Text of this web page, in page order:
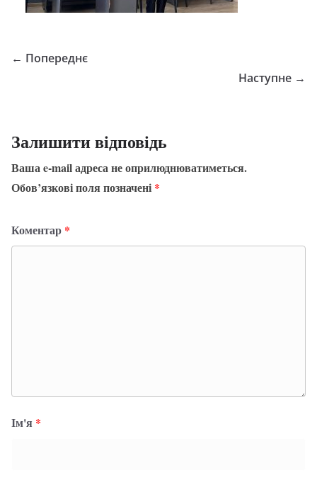
← Попереднє
Наступне →
Залишити відповідь
Ваша e-mail адреса не оприлюднюватиметься.
Обов’язкові поля позначені *
Коментар *
Ім'я *